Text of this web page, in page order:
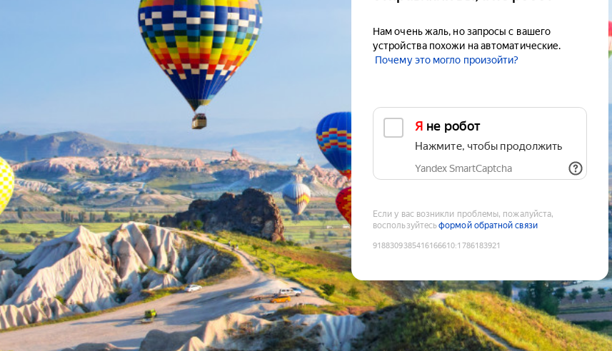
Нам очень жаль, но запросы с вашего
устройства похожи на автоматические.
Почему это могло произойти?
Я не робот
Нажмите, чтобы продолжить
Yandex SmartCaptcha
Если у вас возникли проблемы, пожалуйста,
воспользуйтесьформой обратной связи
9188309385416166610:1786183921